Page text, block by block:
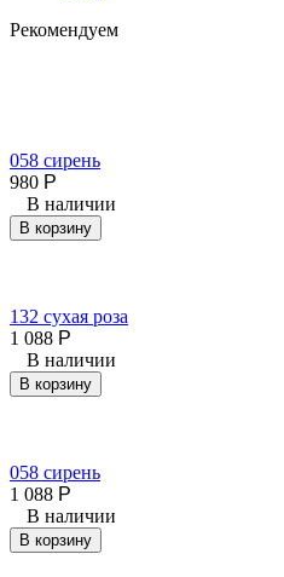
Рекомендуем
058 сирень
980 Р
В наличии
В корзину
132 сухая роза
1 088 Р
В наличии
В корзину
058 сирень
1 088 Р
В наличии
В корзину